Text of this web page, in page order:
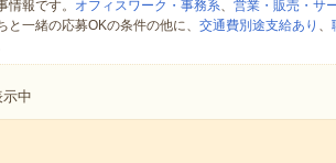
報です。 オフィスワーク・事務系、 営業・販売・サ
一緒の応募OKの条件の他に、 交通費別途支給あり 、
中